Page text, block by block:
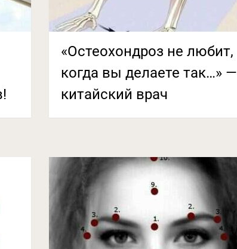
«Остеохондроз не любит,
когда вы делаете так…» —
китайский врач